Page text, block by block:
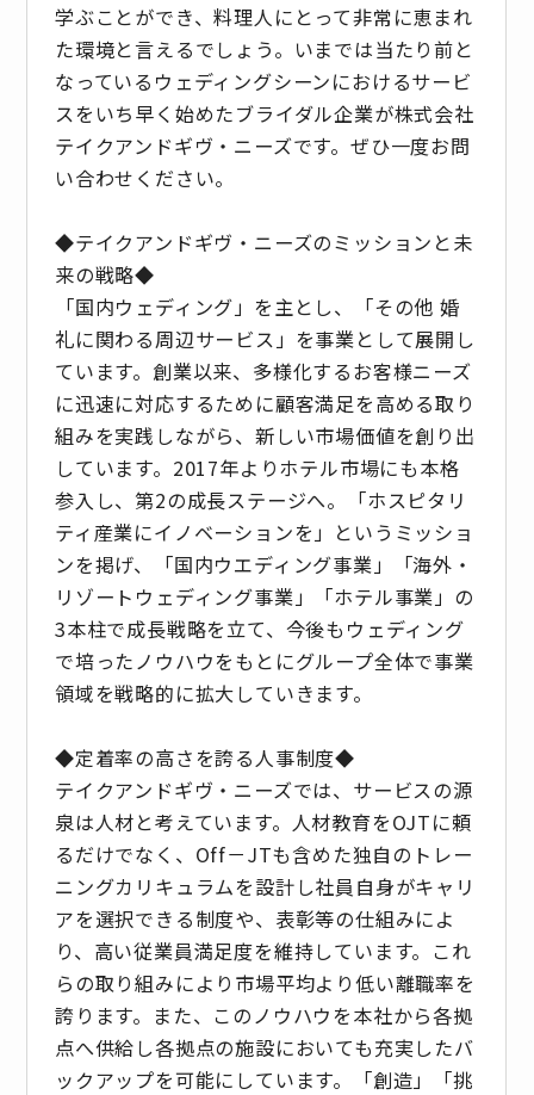
学ぶことができ、料理人にとって非常に恵まれ
た環境と言えるでしょう。いまでは当たり前と
なっているウェディングシーンにおけるサービ
スをいち早く始めたブライダル企業が株式会社
テイクアンドギヴ・ニーズです。ぜひ一度お問
い合わせください。
◆テイクアンドギヴ・ニーズのミッションと未
来の戦略◆
「国内ウェディング」を主とし、「その他 婚
礼に関わる周辺サービス」を事業として展開し
ています。創業以来、多様化するお客様ニーズ
に迅速に対応するために顧客満足を高める取り
組みを実践しながら、新しい市場価値を創り出
しています。2017年よりホテル市場にも本格
参入し、第2の成長ステージへ。「ホスピタリ
ティ産業にイノベーションを」というミッショ
ンを掲げ、「国内ウエディング事業」「海外・
リゾートウェディング事業」「ホテル事業」の
3本柱で成長戦略を立て、今後もウェディング
で培ったノウハウをもとにグループ全体で事業
領域を戦略的に拡大していきます。
◆定着率の高さを誇る人事制度◆
テイクアンドギヴ・ニーズでは、サービスの源
泉は人材と考えています。人材教育をOJTに頼
るだけでなく、Off－JTも含めた独自のトレー
ニングカリキュラムを設計し社員自身がキャリ
アを選択できる制度や、表彰等の仕組みによ
り、高い従業員満足度を維持しています。これ
らの取り組みにより市場平均より低い離職率を
誇ります。また、このノウハウを本社から各拠
点へ供給し各拠点の施設においても充実したバ
ックアップを可能にしています。「創造」「挑